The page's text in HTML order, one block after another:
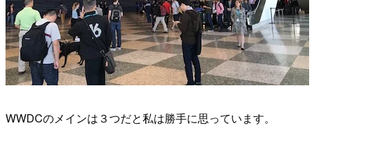
WWDCのメインは３つだと私は勝手に思っています。